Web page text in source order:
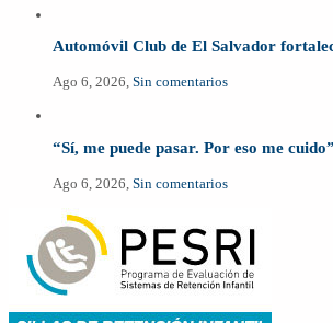
Automóvil Club de El Salvador
Ago 6, 2026, Sin comentarios
“Sí, me puede pasar. Por eso me
Ago 6, 2026, Sin comentarios